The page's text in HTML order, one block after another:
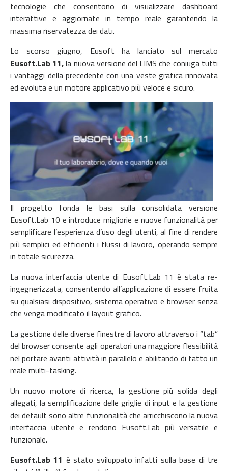
tecnologie che consentono di visualizzare dashboard
interattive e aggiornate in tempo reale garantendo la
massima riservatezza dei dati.
Lo scorso giugno, Eusoft ha lanciato sul mercato
Eusoft.Lab 11,la nuova versione del LIMS che coniuga tutti
i vantaggi della precedente con una veste grafica rinnovata
ed evoluta e un motore applicativo più veloce e sicuro.
Il progetto fonda le basi sulla consolidata versione
Eusoft.Lab 10 e introduce migliorie e nuove funzionalità per
semplificare l’esperienza d’uso degli utenti, al fine di rendere
più semplici ed efficienti i flussi di lavoro, operando sempre
in totale sicurezza.
La nuova interfaccia utente di Eusoft.Lab 11 è stata re-
ingegnerizzata, consentendo all’applicazione di essere fruita
su qualsiasi dispositivo, sistema operativo e browser senza
che venga modificato il layout grafico.
La gestione delle diverse finestre di lavoro attraverso i “tab”
del browser consente agli operatori una maggiore flessibilità
nel portare avanti attività in parallelo e abilitando di fatto un
reale multi-tasking.
Un nuovo motore di ricerca, la gestione più solida degli
allegati, la semplificazione delle griglie di input e la gestione
dei default sono altre funzionalità che arricchiscono la nuova
interfaccia utente e rendono Eusoft.Lab più versatile e
funzionale.
Eusoft.Lab 11 è stato sviluppato infatti sulla base di tre